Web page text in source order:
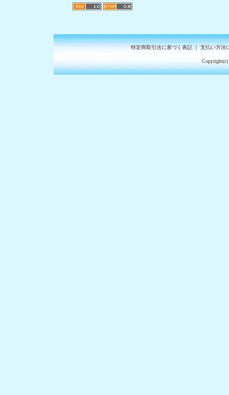
特定商取引法に基づく表記｜支払い方法